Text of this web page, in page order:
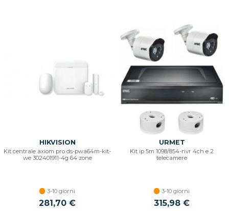
HIKVISION
Kit centrale axiom pro ds-pwa64m-kit-
we 302401911-4g 64 zone
3-10 giorni
281,70 €
URMET
Kit ip 5m 1098/854-nvr 4ch e 2
telecamere
3-10 giorni
315,98 €